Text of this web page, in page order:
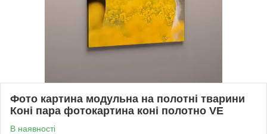
Фото картина модульна на полотні тварини
Коні пара фотокартина коні полотно VE
В наявності